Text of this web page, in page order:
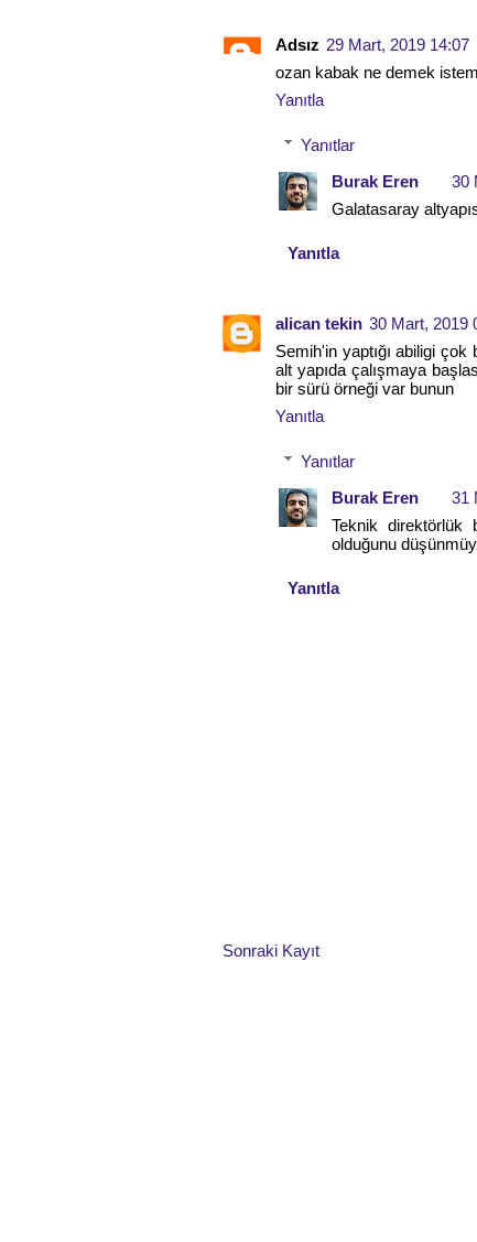
Adsız 29 Mart, 2019 14:07
ozan kabak ne demek
Yanıtla
Yanıtlar
Burak Eren
30
Galatasaray
Yanıtla
alican tekin 30 Mart, 2019
Semih'in yaptığı abiligi
alt yapıda çalışmaya
bir sürü örneği var bunun
Yanıtla
Yanıtlar
Burak Eren
31
Teknik direktörlük
olduğunu
Yanıtla
Sonraki Kayıt